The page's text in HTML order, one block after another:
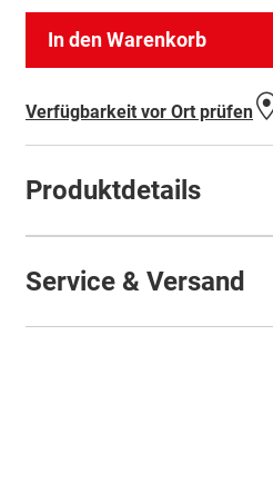
In den Warenkorb
Verfügbarkeit vor Ort prüfen
Produktdetails
Service & Versand